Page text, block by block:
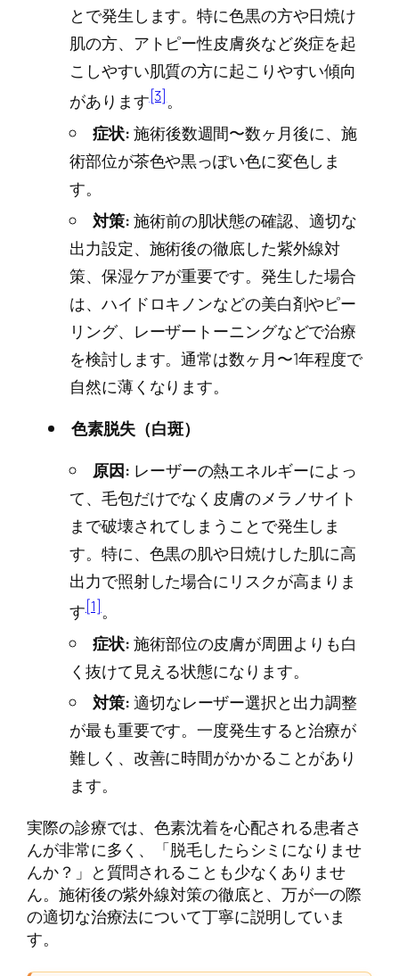
とで発生します。特に色黒の方や日焼け
肌の方、アトピー性皮膚炎など炎症を起
こしやすい肌質の方に起こりやすい傾向
があります[3]。
症状:施術後数週間〜数ヶ月後に、施
術部位が茶色や黒っぽい色に変色しま
す。
対策:施術前の肌状態の確認、適切な
出力設定、施術後の徹底した紫外線対
策、保湿ケアが重要です。発生した場合
は、ハイドロキノンなどの美白剤やピー
リング、レーザートーニングなどで治療
を検討します。通常は数ヶ月〜1年程度で
自然に薄くなります。
色素脱失（白斑）
原因: レーザーの熱エネルギーによっ
て、毛包だけでなく皮膚のメラノサイト
まで破壊されてしまうことで発生しま
す。特に、色黒の肌や日焼けした肌に高
出力で照射した場合にリスクが高まりま
す[1]。
症状:施術部位の皮膚が周囲よりも白
く抜けて見える状態になります。
対策:適切なレーザー選択と出力調整
が最も重要です。一度発生すると治療が
難しく、改善に時間がかかることがあり
ます。
実際の診療では、色素沈着を心配される患者さ
んが非常に多く、「脱毛したらシミになりませ
んか？」と質問されることも少なくありませ
ん。施術後の紫外線対策の徹底と、万が一の際
の適切な治療法について丁寧に説明していま
す。